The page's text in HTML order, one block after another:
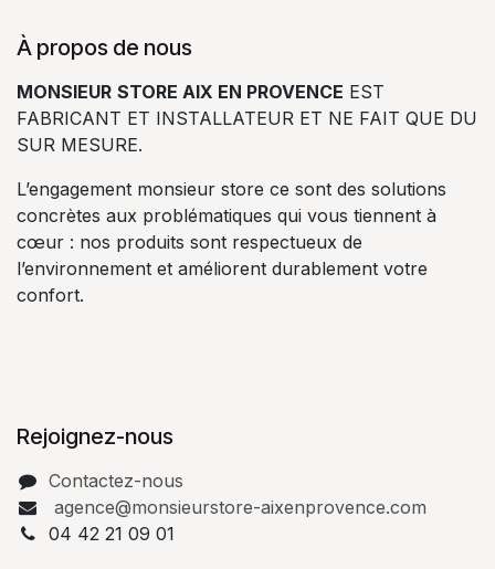
À propos de nous
MONSIEUR STORE AIX EN PROVENCE EST
FABRICANT ET INSTALLATEUR ET NE FAIT QUE DU
SUR MESURE.
L’engagement monsieur store ce sont des solutions
concrètes aux problématiques qui vous tiennent à
cœur : nos produits sont respectueux de
l’environnement et améliorent durablement votre
confort.
Rejoignez-nous
Contactez-nous
agence@monsieurstore-aixenprovence.com
04 42 21 09 01